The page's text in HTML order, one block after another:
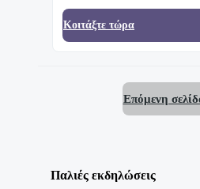
Κοιτάξτε τώρα
Επόμενη
Παλιές εκδηλώσεις